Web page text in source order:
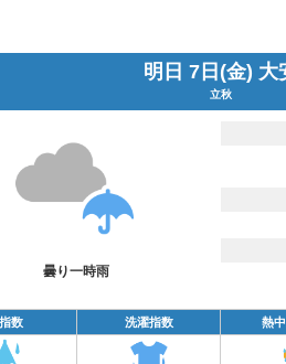
明日 7日(金) 大
立秋
曇り一時雨
数 洗濯指数 熱